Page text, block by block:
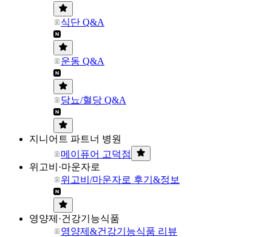
식단 Q&A
운동 Q&A
당뇨/혈당 Q&A
지니어트 파트너 병원
메이퓨어 고덕점
위고비·마운자로
위고비/마운자로 후기&정보
영양제·건강기능식품
영양제&건강기능식품 리뷰